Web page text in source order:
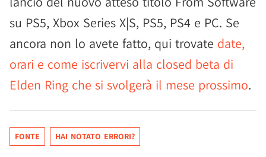
su PS5, Xbox Series X|S, PS5, PS4 e PC. Se
ancora non lo avete fatto, qui trovate date,
orari e come iscrivervi alla closed beta di
Elden Ring che si svolgerà il mese prossimo.
FONTE HAI NOTATO ERRORI?